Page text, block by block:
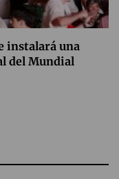
instalará una
del Mundial